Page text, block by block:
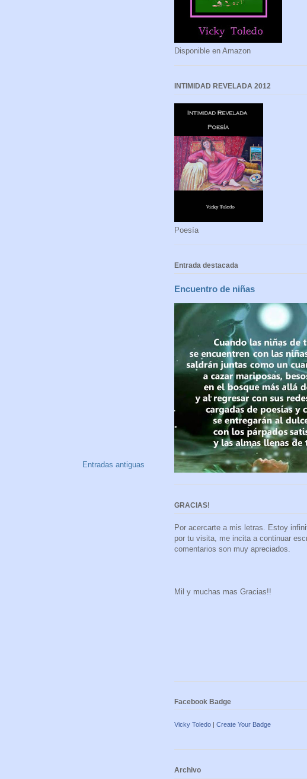
Entradas antiguas
Disponible en Amazon
INTIMIDAD REVELADA 2012
Poesía
Entrada destacada
Encuentro de niñas
GRACIAS!
Por acercarte a mis letras. Estoy
por tu visita, me incita a continuar
comentarios son muy apreciados.
Mil y muchas mas Gracias!!
Facebook Badge
Vicky Toledo | Create Your Badge
Archivo